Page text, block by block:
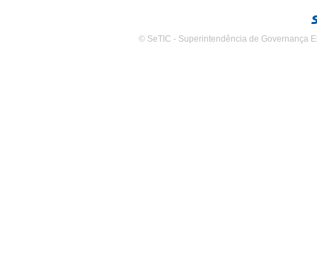
© SeTIC - Superintendência de Governança